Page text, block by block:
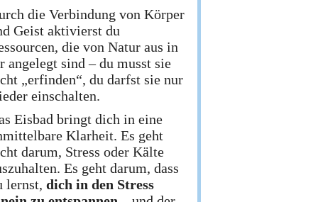
die Verbindung von Körper
Geist aktivierst du
die von Natur aus in
angelegt sind – du musst sie
„erfinden“, du darfst sie nur
einschalten.
Eisbad bringt dich in eine
Klarheit. Es geht
darum, Stress oder Kälte
Es geht darum, dass
lernst, dich in den Stress